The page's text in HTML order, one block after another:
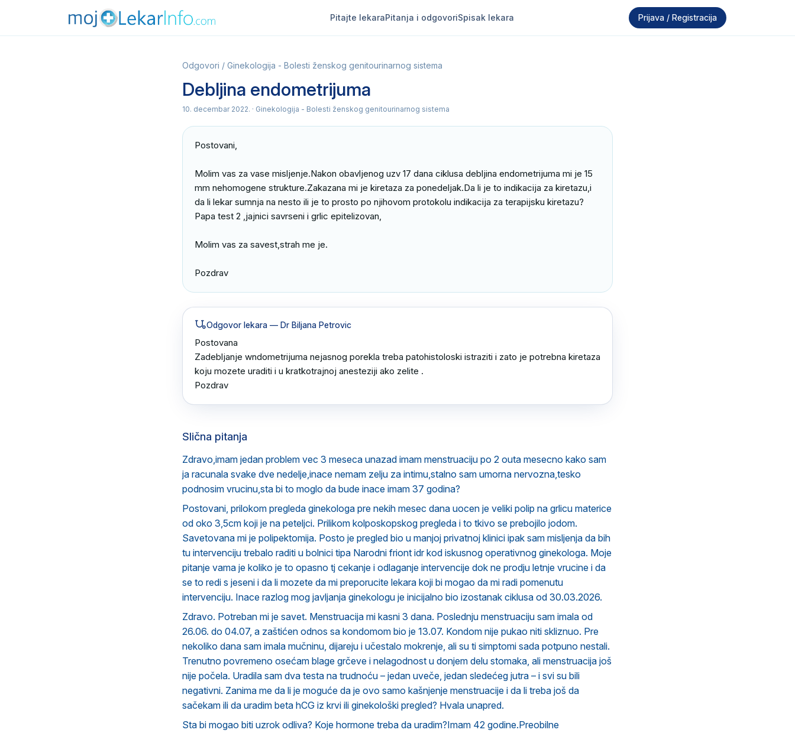
Pitajte lekaraPitanja i odgovoriSpisak lekara Prijava / Registracija
Odgovori / Ginekologija - Bolesti ženskog genitourinarnog sistema
Debljina endometrijuma
10. decembar 2022. · Ginekologija - Bolesti ženskog genitourinarnog sistema
Postovani,
Molim vas za vase misljenje.Nakon obavljenog uzv 17 dana ciklusa debljina endometrijuma mi je 15
mm nehomogene strukture.Zakazana mi je kiretaza za ponedeljak.Da li je to indikacija za kiretazu,i
da li lekar sumnja na nesto ili je to prosto po njihovom protokolu indikacija za terapijsku kiretazu?
Papa test 2 ,jajnici savrseni i grlic epitelizovan,
Molim vas za savest,strah me je.
Pozdrav
Odgovor lekara — Dr Biljana Petrovic
Postovana
Zadebljanje wndometrijuma nejasnog porekla treba patohistoloski istraziti i zato je potrebna kiretaza
koju mozete uraditi i u kratkotrajnoj anesteziji ako zelite .
Pozdrav
Slična pitanja
Zdravo,imam jedan problem vec 3 meseca unazad imam menstruaciju po 2 outa mesecno kako sam
ja racunala svake dve nedelje,inace nemam zelju za intimu,stalno sam umorna nervozna,tesko
podnosim vrucinu,sta bi to moglo da bude inace imam 37 godina?
Postovani, prilokom pregleda ginekologa pre nekih mesec dana uocen je veliki polip na grlicu materice
od oko 3,5cm koji je na peteljci. Prilikom kolposkopskog pregleda i to tkivo se prebojilo jodom.
Savetovana mi je polipektomija. Posto je pregled bio u manjoj privatnoj klinici ipak sam misljenja da bih
tu intervenciju trebalo raditi u bolnici tipa Narodni friont idr kod iskusnog operativnog ginekologa. Moje
pitanje vama je koliko je to opasno tj cekanje i odlaganje intervencije dok ne prodju letnje vrucine i da
se to redi s jeseni i da li mozete da mi preporucite lekara koji bi mogao da mi radi pomenutu
intervenciju. Inace razlog mog javljanja ginekologu je inicijalno bio izostanak ciklusa od 30.03.2026.
Zdravo. Potreban mi je savet. Menstruacija mi kasni 3 dana. Poslednju menstruaciju sam imala od
26.06. do 04.07, a zaštićen odnos sa kondomom bio je 13.07. Kondom nije pukao niti skliznuo. Pre
nekoliko dana sam imala mučninu, dijareju i učestalo mokrenje, ali su ti simptomi sada potpuno nestali.
Trenutno povremeno osećam blage grčeve i nelagodnost u donjem delu stomaka, ali menstruacija još
nije počela. Uradila sam dva testa na trudnoću – jedan uveče, jedan sledećeg jutra – i svi su bili
negativni. Zanima me da li je moguće da je ovo samo kašnjenje menstruacije i da li treba još da
sačekam ili da uradim beta hCG iz krvi ili ginekološki pregled? Hvala unapred.
Sta bi mogao biti uzrok odliva? Koje hormone treba da uradim?Imam 42 godine.Preobilne